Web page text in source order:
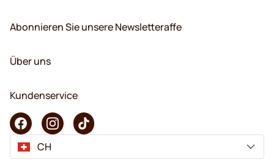
Abonnieren Sie unsere Newsletteraffe
Über uns
Kundenservice
CH